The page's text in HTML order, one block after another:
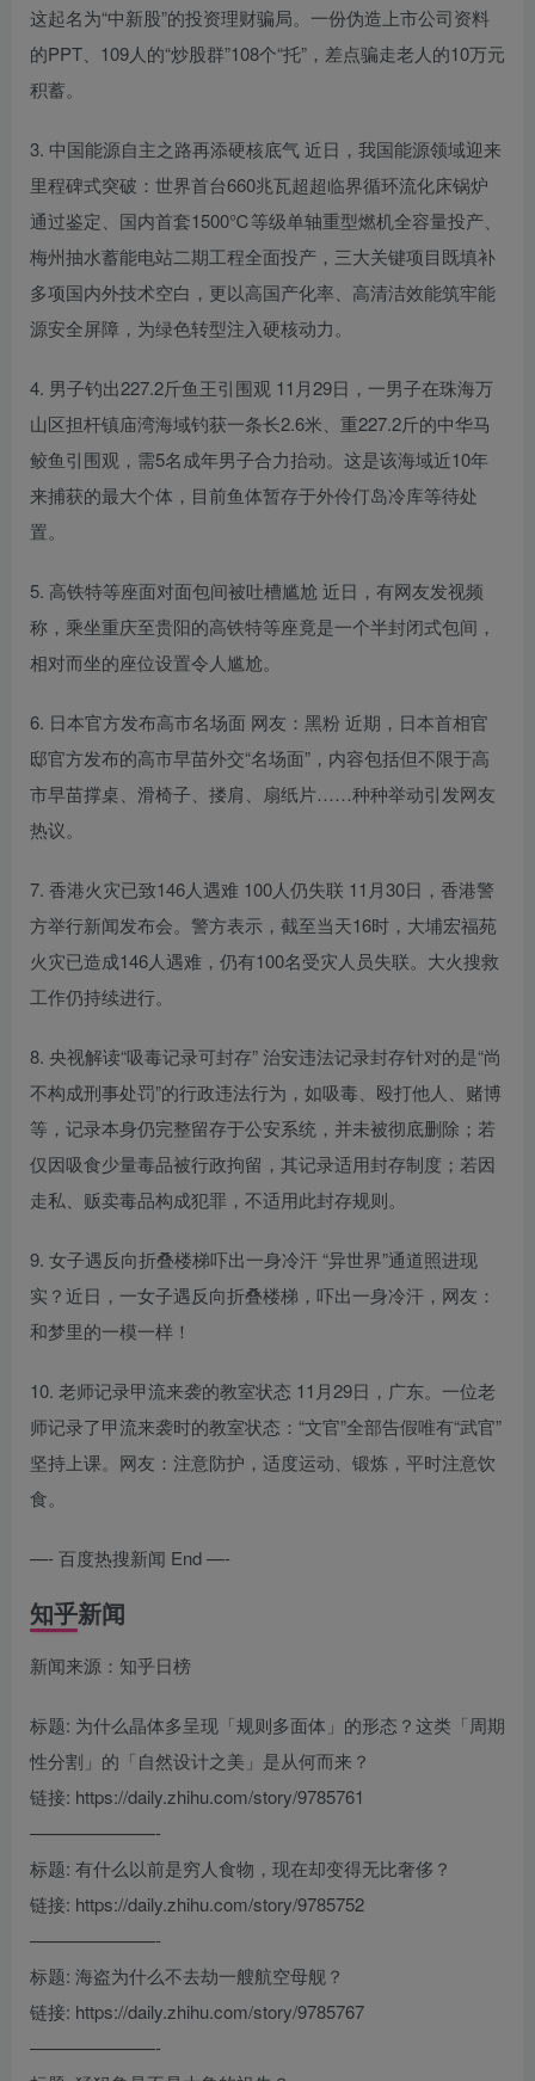
这起名为“中新股”的投资理财骗局。一份伪造上市公司资料
的PPT、109人的“炒股群”108个“托”，差点骗走老人的10万元
积蓄。
3. 中国能源自主之路再添硬核底气 近日，我国能源领域迎来
里程碑式突破：世界首台660兆瓦超超临界循环流化床锅炉
通过鉴定、国内首套1500℃等级单轴重型燃机全容量投产、
梅州抽水蓄能电站二期工程全面投产，三大关键项目既填补
多项国内外技术空白，更以高国产化率、高清洁效能筑牢能
源安全屏障，为绿色转型注入硬核动力。
4. 男子钓出227.2斤鱼王引围观 11月29日，一男子在珠海万
山区担杆镇庙湾海域钓获一条长2.6米、重227.2斤的中华马
鲛鱼引围观，需5名成年男子合力抬动。这是该海域近10年
来捕获的最大个体，目前鱼体暂存于外伶仃岛冷库等待处
置。
5. 高铁特等座面对面包间被吐槽尴尬 近日，有网友发视频
称，乘坐重庆至贵阳的高铁特等座竟是一个半封闭式包间，
相对而坐的座位设置令人尴尬。
6. 日本官方发布高市名场面 网友：黑粉 近期，日本首相官
邸官方发布的高市早苗外交“名场面”，内容包括但不限于高
市早苗撑桌、滑椅子、搂肩、扇纸片……种种举动引发网友
热议。
7. 香港火灾已致146人遇难 100人仍失联 11月30日，香港警
方举行新闻发布会。警方表示，截至当天16时，大埔宏福苑
火灾已造成146人遇难，仍有100名受灾人员失联。大火搜救
工作仍持续进行。
8. 央视解读“吸毒记录可封存” 治安违法记录封存针对的是“尚
不构成刑事处罚”的行政违法行为，如吸毒、殴打他人、赌博
等，记录本身仍完整留存于公安系统，并未被彻底删除；若
仅因吸食少量毒品被行政拘留，其记录适用封存制度；若因
走私、贩卖毒品构成犯罪，不适用此封存规则。
9. 女子遇反向折叠楼梯吓出一身冷汗 “异世界”通道照进现
实？近日，一女子遇反向折叠楼梯，吓出一身冷汗，网友：
和梦里的一模一样！
10. 老师记录甲流来袭的教室状态 11月29日，广东。一位老
师记录了甲流来袭时的教室状态：“文官”全部告假唯有“武官”
坚持上课。网友：注意防护，适度运动、锻炼，平时注意饮
食。
—- 百度热搜新闻 End —-
知乎新闻
新闻来源：知乎日榜
标题: 为什么晶体多呈现「规则多面体」的形态？这类「周期
性分割」的「自然设计之美」是从何而来？
链接: https://daily.zhihu.com/story/9785761
———————-
标题: 有什么以前是穷人食物，现在却变得无比奢侈？
链接: https://daily.zhihu.com/story/9785752
———————-
标题: 海盗为什么不去劫一艘航空母舰？
链接: https://daily.zhihu.com/story/9785767
———————-